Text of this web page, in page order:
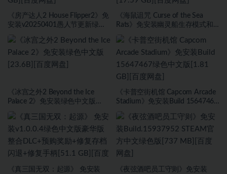
《房产达人2 House Flipper2》免
安装v20250401愚人节更新绿色
《海鼠诅咒 Curse of the Sea
Rats》免安装幽灵船生存模式和
GB][百度网盘]
《冰宫之外2 Beyond the Ice
Palace 2》免安装绿色中文版
《卡普空街机馆 Capcom Arcade
Stadium》免安装Build 15647467
《真三国无双：起源》 免安装
《夜弦酒吧员工守则》免安装